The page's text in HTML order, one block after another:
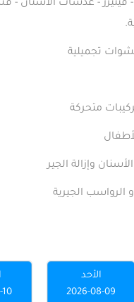
ڤينيرز - عدسات الأسنان -
تجميلية
متحركة
وإزالة الجير
الرواسب الجيرية
الأحد
2026-08-09